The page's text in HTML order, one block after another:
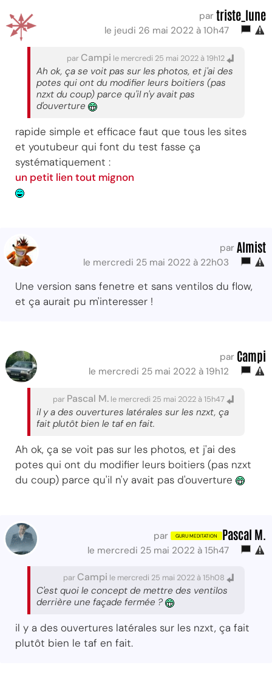
par triste_lune
le jeudi 26 mai 2022 à 10h47
par Campi le mercredi 25 mai 2022 à 19h12
Ah ok, ça se voit pas sur les photos, et j'ai des
potes qui ont du modifier leurs boitiers (pas
nzxt du coup) parce qu'il n'y avait pas
d'ouverture
rapide simple et efficace faut que tous les sites
et youtubeur qui font du test fasse ça
systématiquement :
un petit lien tout mignon
par Almist
le mercredi 25 mai 2022 à 22h03
Une version sans fenetre et sans ventilos du flow,
et ça aurait pu m'interesser !
par Campi
le mercredi 25 mai 2022 à 19h12
par Pascal M. le mercredi 25 mai 2022 à 15h47
il y a des ouvertures latérales sur les nzxt, ça
fait plutôt bien le taf en fait.
Ah ok, ça se voit pas sur les photos, et j'ai des
potes qui ont du modifier leurs boitiers (pas nzxt
du coup) parce qu'il n'y avait pas d'ouverture
par Pascal M.
le mercredi 25 mai 2022 à 15h47
par Campi le mercredi 25 mai 2022 à 15h08
C'est quoi le concept de mettre des ventilos
derrière une façade fermée ?
il y a des ouvertures latérales sur les nzxt, ça fait
plutôt bien le taf en fait.